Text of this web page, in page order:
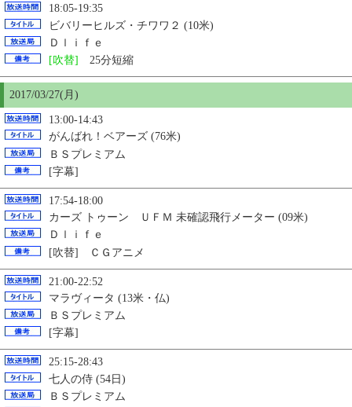
18:05-19:35
ビバリーヒルズ・チワワ２ (10米)
Ｄｌｉｆｅ
[吹替]
25分短縮
2017/03/27(月)
13:00-14:43
がんばれ！ベアーズ (76米)
ＢＳプレミアム
[字幕]
17:54-18:00
カーズ トゥーン ＵＦＭ 未確認飛行メーター (09米)
Ｄｌｉｆｅ
[吹替] ＣＧアニメ
21:00-22:52
マラヴィータ (13米・仏)
ＢＳプレミアム
[字幕]
25:15-28:43
七人の侍 (54日)
ＢＳプレミアム